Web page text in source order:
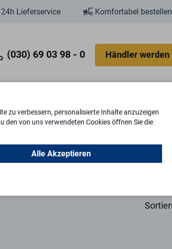
24h Lieferservice Komfortabel bestellen
(030) 69 03 98 - 0 Händler werden
Briefkästen Tresore & Kassetten Schlüssel
zu verbessern, personalisierte Inhalte anzuzeigen
den von uns verwendeten Cookies öffnen Sie die
Alle Akzeptieren